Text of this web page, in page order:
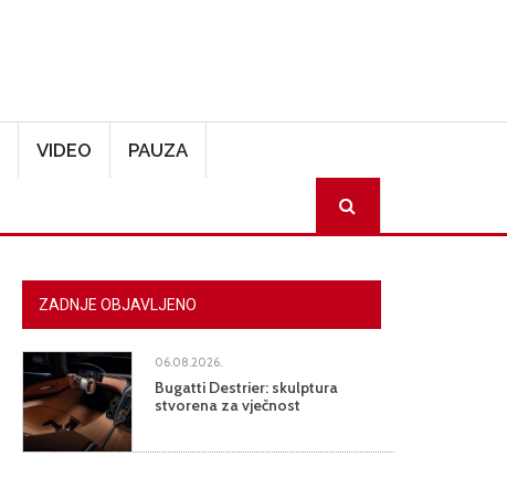
VIDEO PAUZA
ZADNJE OBJAVLJENO
06.08.2026.
Bugatti Destrier: skulptura
stvorena za vječnost